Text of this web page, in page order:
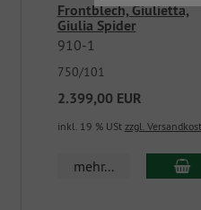
Frontblech, Giulietta,
Giulia Spider
910-1
750/101
2.399,00 EUR
inkl. 19 % USt zzgl.
mehr...